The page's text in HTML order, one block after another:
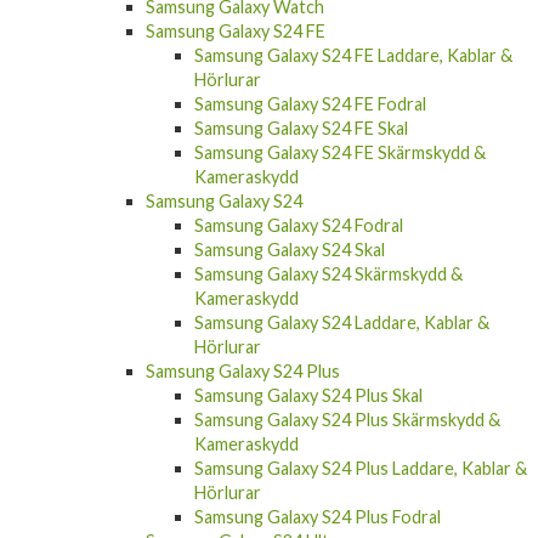
Samsung Galaxy A26 Laddare, Kablar &
Hörlurar
Samsung Galaxy A26 Fodral
Samsung Galaxy A26 Skal
Samsung Galaxy Watch
Samsung Galaxy S24 FE
Samsung Galaxy S24 FE Laddare, Kablar &
Hörlurar
Samsung Galaxy S24 FE Fodral
Samsung Galaxy S24 FE Skal
Samsung Galaxy S24 FE Skärmskydd &
Kameraskydd
Samsung Galaxy S24
Samsung Galaxy S24 Fodral
Samsung Galaxy S24 Skal
Samsung Galaxy S24 Skärmskydd &
Kameraskydd
Samsung Galaxy S24 Laddare, Kablar &
Hörlurar
Samsung Galaxy S24 Plus
Samsung Galaxy S24 Plus Skal
Samsung Galaxy S24 Plus Skärmskydd &